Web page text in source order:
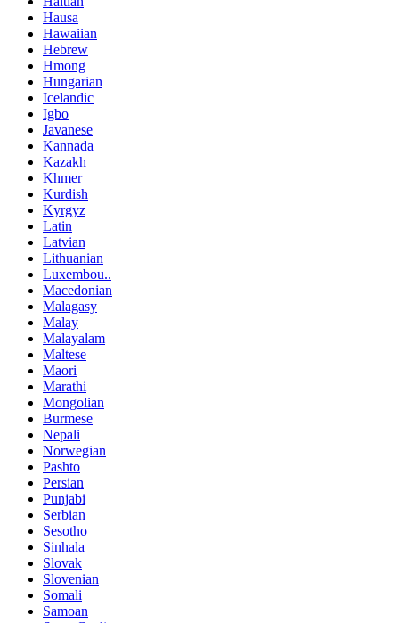
Hausa
Hawaiian
Hebrew
Hmong
Hungarian
Icelandic
Igbo
Javanese
Kannada
Kazakh
Khmer
Kurdish
Kyrgyz
Latin
Latvian
Lithuanian
Luxembou..
Macedonian
Malagasy
Malay
Malayalam
Maltese
Maori
Marathi
Mongolian
Burmese
Nepali
Norwegian
Pashto
Persian
Punjabi
Serbian
Sesotho
Sinhala
Slovak
Slovenian
Somali
Samoan